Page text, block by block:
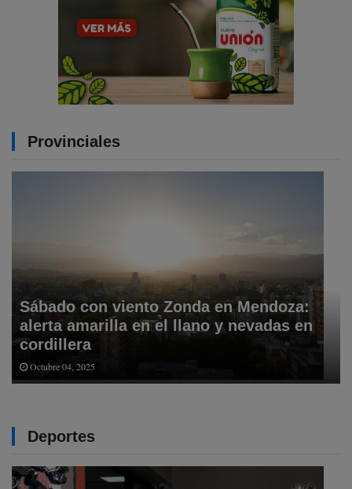
Provinciales
Sábado con viento Zonda en Mendoza:
alerta amarilla en el llano y nevadas en
cordillera
Octubre 04, 2025
Deportes